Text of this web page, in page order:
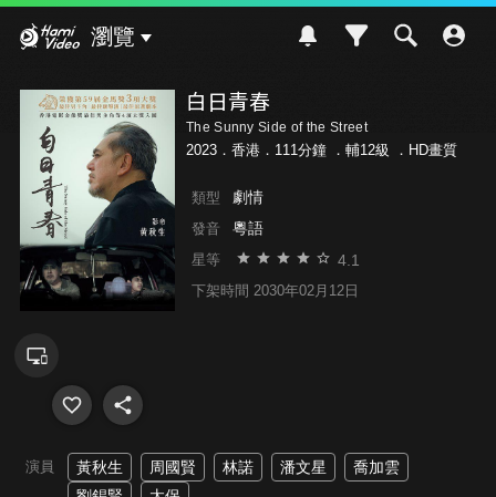
瀏覽
白日青春
The Sunny Side of the Street
2023．香港．111分鐘 ． 輔12級 ．HD畫質
類型 劇情
發音 粵語
星等 4.1
下架時間 2030年02月12日
演員 黃秋生 周國賢 林諾 潘文星
喬加雲